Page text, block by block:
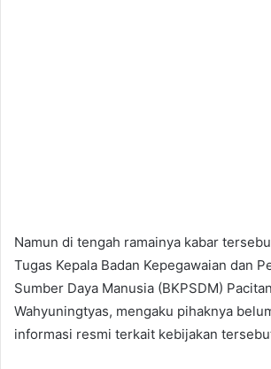
Namun di tengah ramainya kabar
Tugas Kepala Badan Kepegawaian dan
Sumber Daya Manusia (BKPSDM)
Wahyuningtyas, mengaku pihaknya
informasi resmi terkait kebijakan